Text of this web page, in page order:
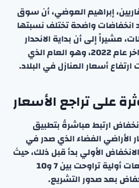
إبراهيم العوضي، أن سوق
واضحة تختلف نسبتها
مشيراً إلى أن بداية الانحدار
الفعلي تعود إلى أواخر عام 2022، وهو العام الذي
أسعار المنازل في البلاد.
على تراجع الأسعار
ارتبط مباشرةً بتطبيق
الأراضي الفضاء الذي صدر في
إلا أن الانخفاض الأولي بدأ قبل ذلك، حيث
سجل عام 2023 تراجعات أولية تراوحت بين 7 و10
بعد صدور التشريع.